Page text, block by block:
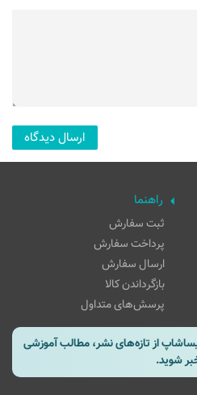
راهنما
ثبت سفارش
پرداخت سفارش
ارسال سفارش
بازگرداندن کالا
پرسش‌های متداول
از تازه‌های نشر، مطالب آموزشی
شوید.